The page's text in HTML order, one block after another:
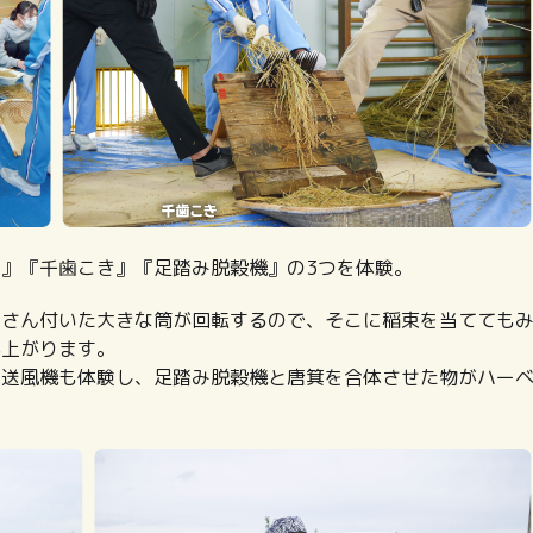
『千歯こき』『足踏み脱穀機』の3つを体験。
ん付いた大きな筒が回転するので、そこに稲束を当ててもみ
がります。
風機も体験し、足踏み脱穀機と唐箕を合体させた物がハーベ